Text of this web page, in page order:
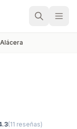
(11 reseñas)